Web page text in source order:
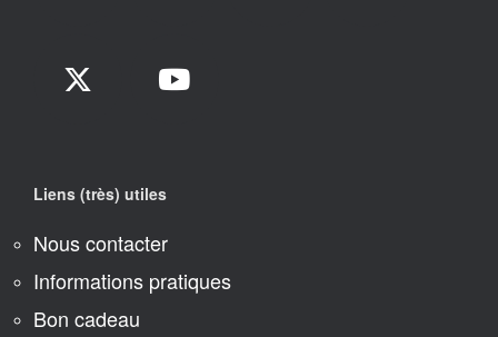
Liens (très) utiles
Nous contacter
Informations pratiques
Bon cadeau